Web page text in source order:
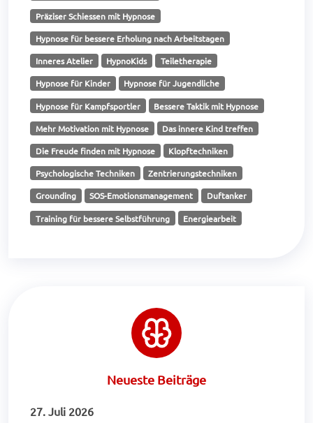
Präziser Schiessen mit Hypnose
Hypnose für bessere Erholung nach Arbeitstagen
Inneres Atelier HypnoKids Teiletherapie
Hypnose für Kinder Hypnose für Jugendliche
Hypnose für Kampfsportler Bessere Taktik mit Hypnose
Mehr Motivation mit Hypnose Das innere Kind treffen
Die Freude finden mit Hypnose Klopftechniken
Psychologische Techniken Zentrierungstechniken
Grounding SOS-Emotionsmanagement Duftanker
Training für bessere Selbstführung Energiearbeit
Neueste Beiträge
27. Juli 2026